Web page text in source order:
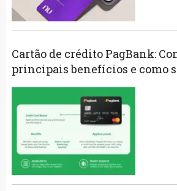
Cartão de crédito PagBank:
principais benefícios e como